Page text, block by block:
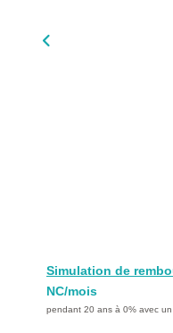
Simulation de
NC/mois
pendant 20 ans à 0% avec